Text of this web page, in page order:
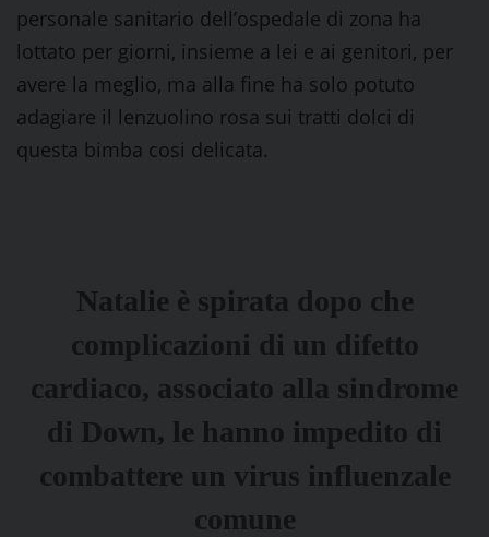
personale sanitario dell’ospedale di zona ha
lottato per giorni, insieme a lei e ai genitori, per
avere la meglio, ma alla fine ha solo potuto
adagiare il lenzuolino rosa sui tratti dolci di
questa bimba cosi delicata.
Natalie è spirata dopo che
complicazioni di un difetto
cardiaco, associato alla sindrome
di Down, le hanno impedito di
combattere un virus influenzale
comune